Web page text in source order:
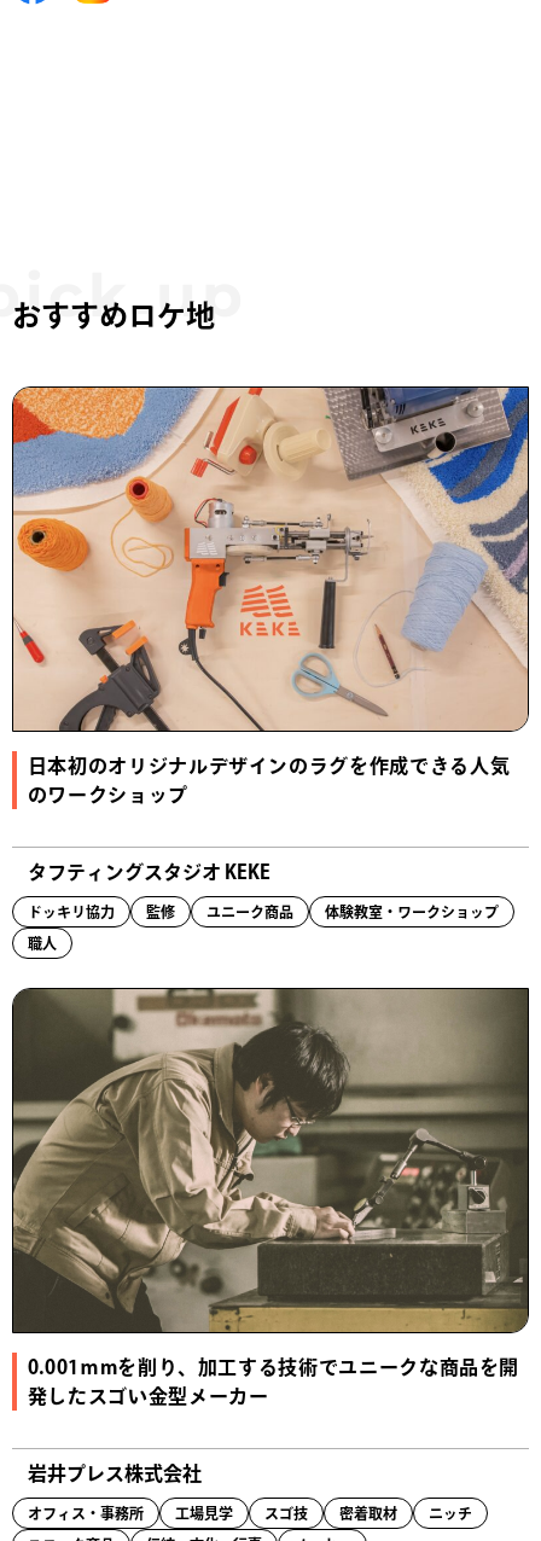
おすすめロケ地
日本初のオリジナルデザインのラグを作成できる人気
のワークショップ
タフティングスタジオ KEKE
ドッキリ協力 監修 ユニーク商品 体験教室・ワークショップ
職人
0.001ｍmを削り、加工する技術でユニークな商品を開
発したスゴい金型メーカー
岩井プレス株式会社
オフィス・事務所 工場見学 スゴ技 密着取材 ニッチ